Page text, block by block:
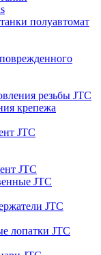
полуавтомат
резьбы JTC
крепежа
JTC
JTC
JTC
JTC
лопатки JTC